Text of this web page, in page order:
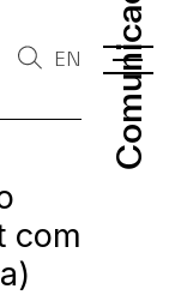
Comunicação
Comunicação
EN
com